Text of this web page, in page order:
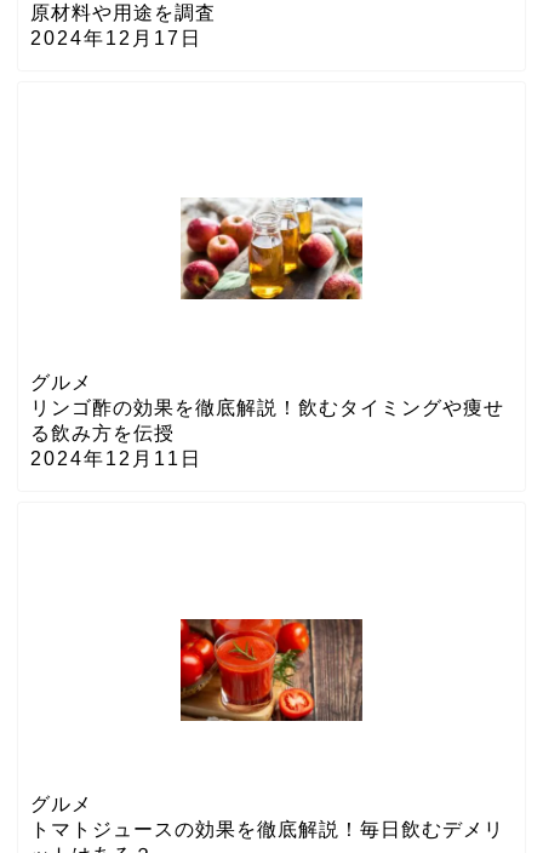
原材料や用途を調査
2024年12月17日
グルメ
リンゴ酢の効果を徹底解説！飲むタイミングや痩せ
る飲み方を伝授
2024年12月11日
グルメ
トマトジュースの効果を徹底解説！毎日飲むデメリ